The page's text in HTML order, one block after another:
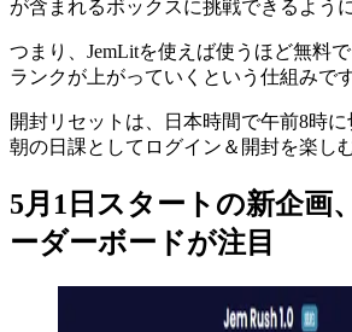
が含まれるボックスに挑戦できるよう
つまり、JemLitを使えば使うほど無料
ランクが上がっていくという仕組みです
開封リセットは、日本時間で午前8時
朝の日課としてログイン＆開封を楽し
5月1日スタートの新企画
ーダーボードが注目